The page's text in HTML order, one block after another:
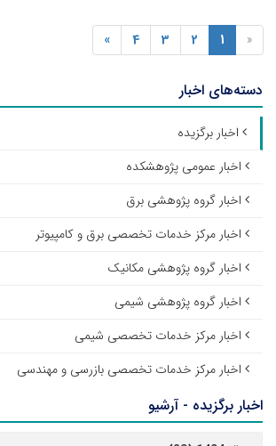
«
1
2
3
4
»
دسته‌های اخبار
اخبار برگزیده
اخبار عمومی پژوهشکده
اخبار گروه پژوهشی برق
اخبار مرکز خدمات تخصصی برق و کامپیوتر
اخبار گروه پژوهشی مکانیک
اخبار گروه پژوهشی شیمی
اخبار مرکز خدمات تخصصی شیمی
اخبار مرکز خدمات تخصصی بازرسی و مهندسی
اخبار برگزیده - آرشیو